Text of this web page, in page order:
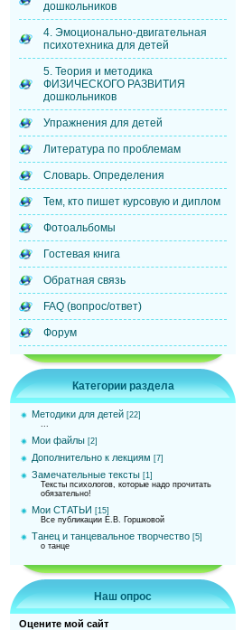
дошкольников
4. Эмоционально-двигательная
психотехника для детей
5. Теория и методика
ФИЗИЧЕСКОГО РАЗВИТИЯ
дошкольников
Упражнения для детей
Литература по проблемам
Словарь. Определения
Тем, кто пишет курсовую и диплом
Фотоальбомы
Гостевая книга
Обратная связь
FAQ (вопрос/ответ)
Форум
Категории раздела
Методики для детей [22]
...
Мои файлы [2]
Дополнительно к лекциям [7]
Замечательные тексты [1]
Тексты психологов, которые надо прочитать
обязательно!
Мои СТАТЬИ [15]
Все публикации Е.В. Горшковой
Танец и танцевальное творчество [5]
о танце
Наш опрос
Оцените мой сайт